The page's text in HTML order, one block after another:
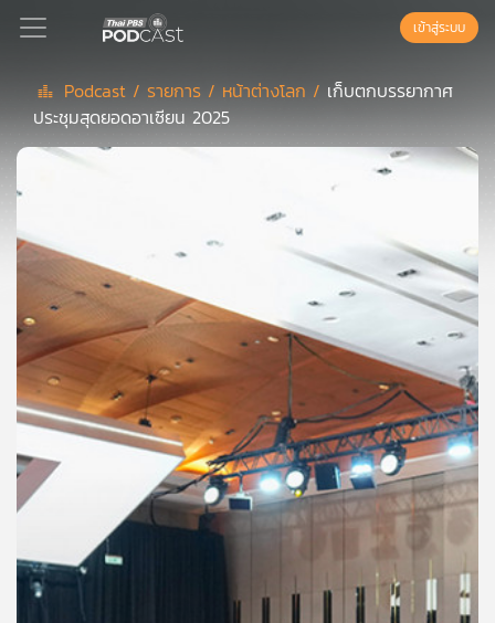
Podcast
เพล
ลิ
แนะนำ
เพล
ย์
ลิ
สต์
ของ
คุณ
เพลง
เข้าสู่ระบบ
Podcast / รายการ / หน้าต่างโลก / เก็บตกบรรยากาศ
ประชุมสุดยอดอาเซียน 2025